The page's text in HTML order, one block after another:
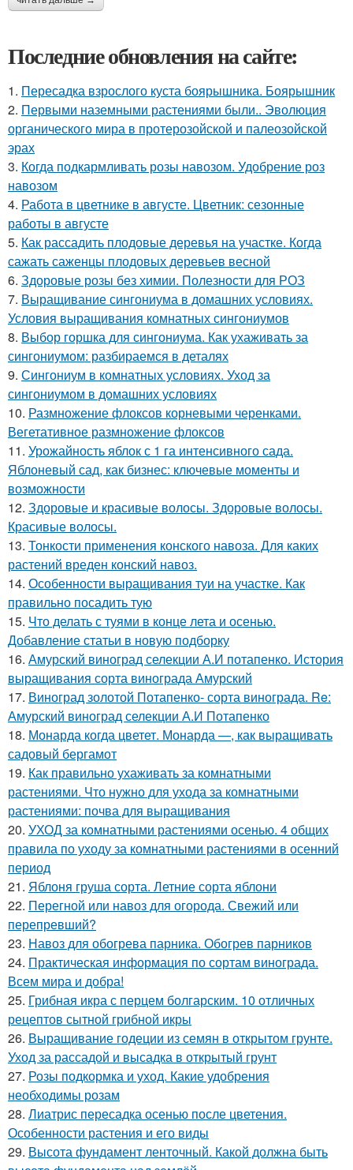
Последние обновления на сайте:
1. Пересадка взрослого куста боярышника. Боярышник
2. Первыми наземными растениями были.. Эволюция
органического мира в протерозойской и палеозойской
эрах
3. Когда подкармливать розы навозом. Удобрение роз
навозом
4. Работа в цветнике в августе. Цветник: сезонные
работы в августе
5. Как рассадить плодовые деревья на участке. Когда
сажать саженцы плодовых деревьев весной
6. Здоровые розы без химии. Полезности для РОЗ
7. Выращивание сингониума в домашних условиях.
Условия выращивания комнатных сингониумов
8. Выбор горшка для сингониума. Как ухаживать за
сингониумом: разбираемся в деталях
9. Сингониум в комнатных условиях. Уход за
сингониумом в домашних условиях
10. Размножение флоксов корневыми черенками.
Вегетативное размножение флоксов
11. Урожайность яблок с 1 га интенсивного сада.
Яблоневый сад, как бизнес: ключевые моменты и
возможности
12. Здоровые и красивые волосы. Здоровые волосы.
Красивые волосы.
13. Тонкости применения конского навоза. Для каких
растений вреден конский навоз.
14. Особенности выращивания туи на участке. Как
правильно посадить тую
15. Что делать с туями в конце лета и осенью.
Добавление статьи в новую подборку
16. Амурский виноград селекции А.И потапенко. История
выращивания сорта винограда Амурский
17. Виноград золотой Потапенко- сорта винограда. Re:
Амурский виноград селекции А.И Потапенко
18. Монарда когда цветет. Монарда —, как выращивать
садовый бергамот
19. Как правильно ухаживать за комнатными
растениями. Что нужно для ухода за комнатными
растениями: почва для выращивания
20. УХОД за комнатными растениями осенью. 4 общих
правила по уходу за комнатными растениями в осенний
период
21. Яблоня груша сорта. Летние сорта яблони
22. Перегной или навоз для огорода. Свежий или
перепревший?
23. Навоз для обогрева парника. Обогрев парников
24. Практическая информация по сортам винограда.
Всем мира и добра!
25. Грибная икра с перцем болгарским. 10 отличных
рецептов сытной грибной икры
26. Выращивание годеции из семян в открытом грунте.
Уход за рассадой и высадка в открытый грунт
27. Розы подкормка и уход. Какие удобрения
необходимы розам
28. Лиатрис пересадка осенью после цветения.
Особенности растения и его виды
29. Высота фундамент ленточный. Какой должна быть